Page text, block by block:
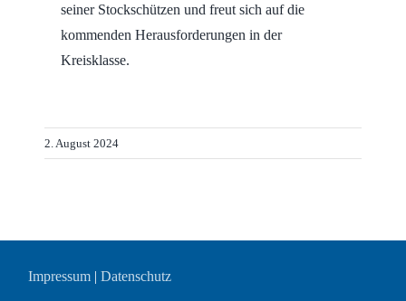
seiner Stockschützen und freut sich auf die
kommenden Herausforderungen in der
Kreisklasse.
2. August 2024
Impressum |Datenschutz